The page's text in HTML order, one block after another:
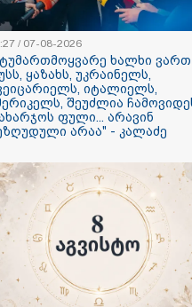
არ
13:27 / 07-08-
რუსს,
/ 07-08-2026
ხალხი
ყაზახს, უკრაინელს,
იტალიელს,
შეუძლია
ფული... არავინ
არაა" - კალაძე